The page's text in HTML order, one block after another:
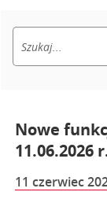
Nowe
11.06.2026
11 czerwiec